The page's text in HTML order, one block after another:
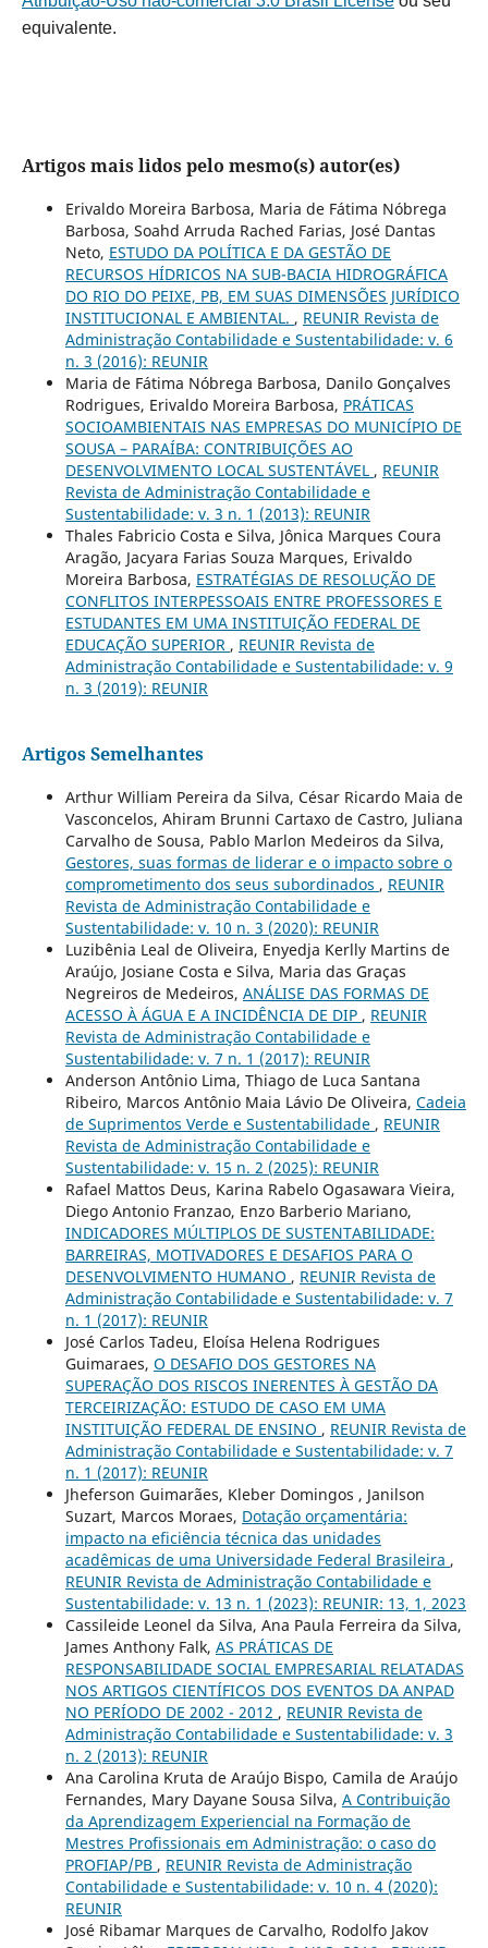
equivalente.
Artigos mais lidos pelo mesmo(s) autor(es)
Erivaldo Moreira Barbosa, Maria de Fátima Nóbrega
Barbosa, Soahd Arruda Rached Farias, José Dantas
Neto, ESTUDO DA POLÍTICA E DA GESTÃO DE
RECURSOS HÍDRICOS NA SUB-BACIA HIDROGRÁFICA
DO RIO DO PEIXE, PB, EM SUAS DIMENSÕES JURÍDICO
INSTITUCIONAL E AMBIENTAL. , REUNIR Revista de
Administração Contabilidade e Sustentabilidade: v. 6
n. 3 (2016): REUNIR
Maria de Fátima Nóbrega Barbosa, Danilo Gonçalves
Rodrigues, Erivaldo Moreira Barbosa, PRÁTICAS
SOCIOAMBIENTAIS NAS EMPRESAS DO MUNICÍPIO DE
SOUSA – PARAÍBA: CONTRIBUIÇÕES AO
DESENVOLVIMENTO LOCAL SUSTENTÁVEL , REUNIR
Revista de Administração Contabilidade e
Sustentabilidade: v. 3 n. 1 (2013): REUNIR
Thales Fabricio Costa e Silva, Jônica Marques Coura
Aragão, Jacyara Farias Souza Marques, Erivaldo
Moreira Barbosa, ESTRATÉGIAS DE RESOLUÇÃO DE
CONFLITOS INTERPESSOAIS ENTRE PROFESSORES E
ESTUDANTES EM UMA INSTITUIÇÃO FEDERAL DE
EDUCAÇÃO SUPERIOR , REUNIR Revista de
Administração Contabilidade e Sustentabilidade: v. 9
n. 3 (2019): REUNIR
Artigos Semelhantes
Arthur William Pereira da Silva, César Ricardo Maia de
Vasconcelos, Ahiram Brunni Cartaxo de Castro, Juliana
Carvalho de Sousa, Pablo Marlon Medeiros da Silva,
Gestores, suas formas de liderar e o impacto sobre o
comprometimento dos seus subordinados , REUNIR
Revista de Administração Contabilidade e
Sustentabilidade: v. 10 n. 3 (2020): REUNIR
Luzibênia Leal de Oliveira, Enyedja Kerlly Martins de
Araújo, Josiane Costa e Silva, Maria das Graças
Negreiros de Medeiros, ANÁLISE DAS FORMAS DE
ACESSO À ÁGUA E A INCIDÊNCIA DE DIP , REUNIR
Revista de Administração Contabilidade e
Sustentabilidade: v. 7 n. 1 (2017): REUNIR
Anderson Antônio Lima, Thiago de Luca Santana
Ribeiro, Marcos Antônio Maia Lávio De Oliveira, Cadeia
de Suprimentos Verde e Sustentabilidade , REUNIR
Revista de Administração Contabilidade e
Sustentabilidade: v. 15 n. 2 (2025): REUNIR
Rafael Mattos Deus, Karina Rabelo Ogasawara Vieira,
Diego Antonio Franzao, Enzo Barberio Mariano,
INDICADORES MÚLTIPLOS DE SUSTENTABILIDADE:
BARREIRAS, MOTIVADORES E DESAFIOS PARA O
DESENVOLVIMENTO HUMANO , REUNIR Revista de
Administração Contabilidade e Sustentabilidade: v. 7
n. 1 (2017): REUNIR
José Carlos Tadeu, Eloísa Helena Rodrigues
Guimaraes, O DESAFIO DOS GESTORES NA
SUPERAÇÃO DOS RISCOS INERENTES À GESTÃO DA
TERCEIRIZAÇÃO: ESTUDO DE CASO EM UMA
INSTITUIÇÃO FEDERAL DE ENSINO , REUNIR Revista de
Administração Contabilidade e Sustentabilidade: v. 7
n. 1 (2017): REUNIR
Jheferson Guimarães, Kleber Domingos , Janilson
Suzart, Marcos Moraes, Dotação orçamentária:
impacto na eficiência técnica das unidades
acadêmicas de uma Universidade Federal Brasileira ,
REUNIR Revista de Administração Contabilidade e
Sustentabilidade: v. 13 n. 1 (2023): REUNIR: 13, 1, 2023
Cassileide Leonel da Silva, Ana Paula Ferreira da Silva,
James Anthony Falk, AS PRÁTICAS DE
RESPONSABILIDADE SOCIAL EMPRESARIAL RELATADAS
NOS ARTIGOS CIENTÍFICOS DOS EVENTOS DA ANPAD
NO PERÍODO DE 2002 - 2012 , REUNIR Revista de
Administração Contabilidade e Sustentabilidade: v. 3
n. 2 (2013): REUNIR
Ana Carolina Kruta de Araújo Bispo, Camila de Araújo
Fernandes, Mary Dayane Sousa Silva, A Contribuição
da Aprendizagem Experiencial na Formação de
Mestres Profissionais em Administração: o caso do
PROFIAP/PB , REUNIR Revista de Administração
Contabilidade e Sustentabilidade: v. 10 n. 4 (2020):
REUNIR
José Ribamar Marques de Carvalho, Rodolfo Jakov